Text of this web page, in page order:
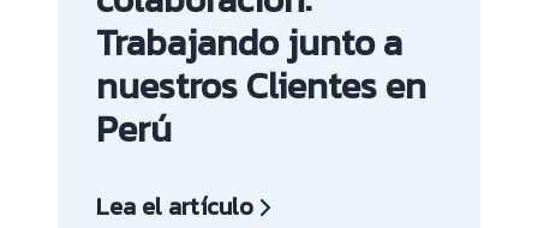
Trabajando junto a
nuestros Clientes en
Perú
Lea el artículo